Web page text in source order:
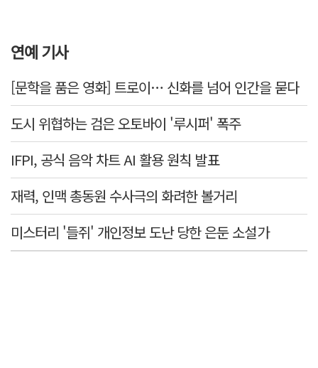
연예 기사
[문학을 품은 영화] 트로이… 신화를 넘어 인간을 묻다
도시 위협하는 검은 오토바이 '루시퍼' 폭주
IFPI, 공식 음악 차트 AI 활용 원칙 발표
재력, 인맥 총동원 수사극의 화려한 볼거리
미스터리 '들쥐' 개인정보 도난 당한 은둔 소설가